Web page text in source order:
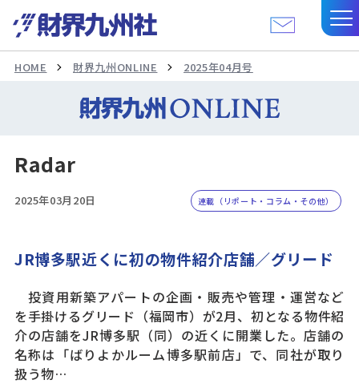
HOME 財界九州ONLINE 2025年04月号
Radar
2025年03月20日 連載（リポート・コラム・その他）
JR博多駅近くに初の物件紹介店舗／グリード
投資用新築アパートの企画・販売や管理・運営など
を手掛けるグリード（福岡市）が2月、初となる物件紹
介の店舗をJR博多駅（同）の近くに開業した。店舗の
名称は「ばりよかルーム博多駅前店」で、同社が取り
扱う物…